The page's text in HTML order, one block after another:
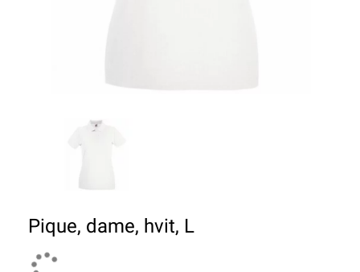
Pique, dame, hvit, L